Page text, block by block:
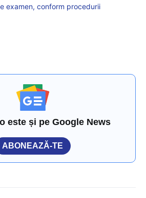
examen, conform procedurii
este și pe Google News
ABONEAZĂ-TE